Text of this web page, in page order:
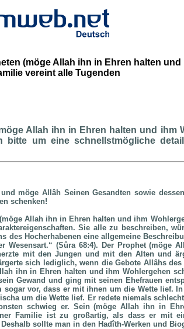
(möge Allah ihn in Ehren halten
vereint alle Tugenden
Allah ihn in Ehren halten und ihm
bitte um eine schnellstmögliche
möge Allâh Seinen Gesandten sowie
schenken!
Allah ihn in Ehren halten und ihm
Sie alle zu beschreiben,
des Hocherhabenen eine allgemeine
Wesensart.“ (Sûra 68:4). Der Prophet (möge
mit den Jungen und mit den Alten und
sich lediglich, wenn die Gebote Allâhs
ihn in Ehren halten und ihm Wohlergehen
Gewand und ging mit seinen Ehefrauen
sogar vor, dass er mit ihnen um die Wette lief.
um die Wette lief. Er redete niemals
schwieg er. Sein (möge Allah ihn in
Familie ist zu großartig, als dass er mit
sollte man in den Hadîth-Werken und